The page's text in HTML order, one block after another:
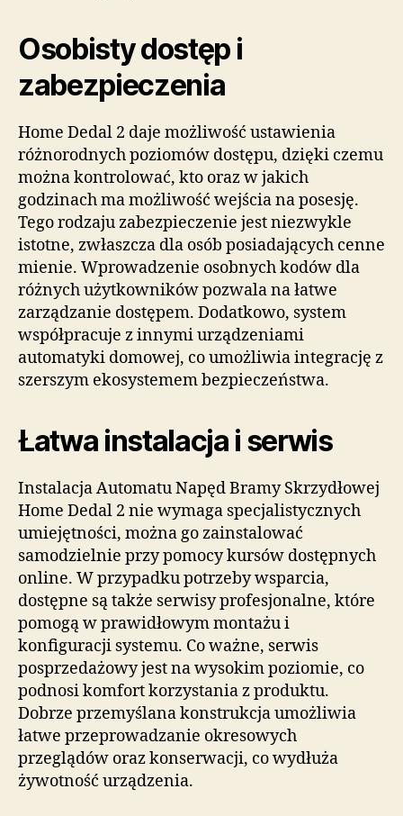
Osobisty dostęp i
zabezpieczenia
Home Dedal 2 daje możliwość ustawienia
różnorodnych poziomów dostępu, dzięki czemu
można kontrolować, kto oraz w jakich
godzinach ma możliwość wejścia na posesję.
Tego rodzaju zabezpieczenie jest niezwykle
istotne, zwłaszcza dla osób posiadających cenne
mienie. Wprowadzenie osobnych kodów dla
różnych użytkowników pozwala na łatwe
zarządzanie dostępem. Dodatkowo, system
współpracuje z innymi urządzeniami
automatyki domowej, co umożliwia integrację z
szerszym ekosystemem bezpieczeństwa.
Łatwa instalacja i serwis
Instalacja Automatu Napęd Bramy Skrzydłowej
Home Dedal 2 nie wymaga specjalistycznych
umiejętności, można go zainstalować
samodzielnie przy pomocy kursów dostępnych
online. W przypadku potrzeby wsparcia,
dostępne są także serwisy profesjonalne, które
pomogą w prawidłowym montażu i
konfiguracji systemu. Co ważne, serwis
posprzedażowy jest na wysokim poziomie, co
podnosi komfort korzystania z produktu.
Dobrze przemyślana konstrukcja umożliwia
łatwe przeprowadzanie okresowych
przeglądów oraz konserwacji, co wydłuża
żywotność urządzenia.